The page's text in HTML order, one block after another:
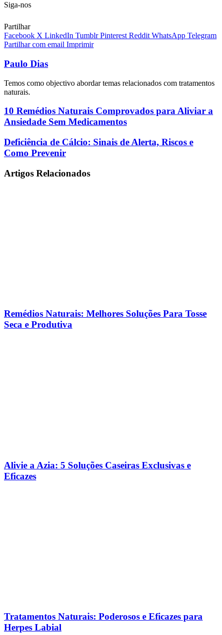
Siga-nos
Partilhar
Facebook X LinkedIn Tumblr Pinterest Reddit WhatsApp Telegram
Partilhar com email Imprimir
Paulo Dias
Temos como objectivo abordar temas relacionados com tratamentos
naturais.
10
Remédios
Naturais
para
Aliviar
Ansiedade
10 Remédios Naturais Comprovados para Aliviar a
Ansiedade Sem Medicamentos
Deficiência
de
Cálcio:
de
Deficiência de Cálcio: Sinais de Alerta, Riscos e
Como Prevenir
Artigos Relacionados
Remédios Naturais: Melhores Soluções Para Tosse
Seca e Produtiva
Alivie a Azia: 5 Soluções Caseiras Exclusivas e
Eficazes
Tratamentos Naturais: Poderosos e Eficazes para
Herpes Labial